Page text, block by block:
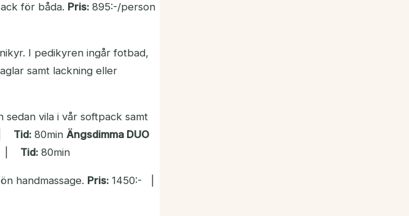
för båda. Pris: 895:-/person
I pedikyren ingår fotbad,
samt lackning eller
vila i vår softpack samt
| Tid: 80min Ängsdimma DUO
| Tid: 80min
handmassage. Pris: 1450:- |